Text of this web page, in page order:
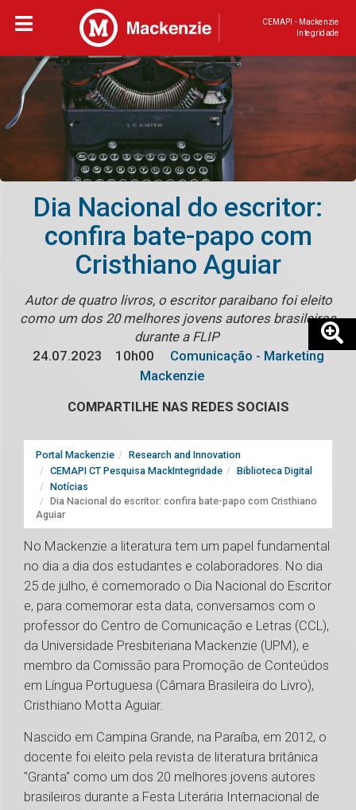
CEMAPI - Mackenzie
Integridade
Dia Nacional do escritor:
confira bate-papo com
Cristhiano Aguiar
Autor de quatro livros, o escritor paraibano foi eleito
como um dos 20 melhores jovens autores brasileiros
durante a FLIP
24.07.2023
10h00
Comunicação - Marketing
Mackenzie
COMPARTILHE NAS REDES SOCIAIS
Portal Mackenzie
Research and Innovation
CEMAPI CT Pesquisa MackIntegridade
Biblioteca Digital
Notícias
Dia Nacional do escritor: confira bate-papo com Cristhiano
Aguiar
No Mackenzie a literatura tem um papel fundamental
no dia a dia dos estudantes e colaboradores. No dia
25 de julho, é comemorado o Dia Nacional do Escritor
e, para comemorar esta data, conversamos com o
professor do Centro de Comunicação e Letras (CCL),
da Universidade Presbiteriana Mackenzie (UPM), e
membro da Comissão para Promoção de Conteúdos
em Língua Portuguesa (Câmara Brasileira do Livro),
Cristhiano Motta Aguiar.
Nascido em Campina Grande, na Paraíba, em 2012, o
docente foi eleito pela revista de literatura britânica
"Granta" como um dos 20 melhores jovens autores
brasileiros durante a Festa Literária Internacional de